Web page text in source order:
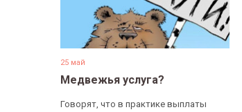
25 май
Медвежья услуга?
Говорят, что в практике выплаты